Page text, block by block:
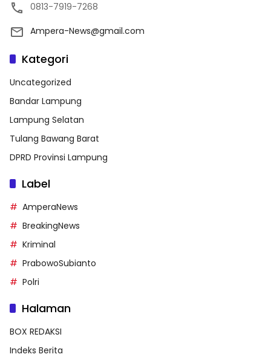
0813-7919-7268
Ampera-News@gmail.com
Kategori
Uncategorized
Bandar Lampung
Lampung Selatan
Tulang Bawang Barat
DPRD Provinsi Lampung
Label
AmperaNews
BreakingNews
Kriminal
PrabowoSubianto
Polri
Halaman
BOX REDAKSI
Indeks Berita